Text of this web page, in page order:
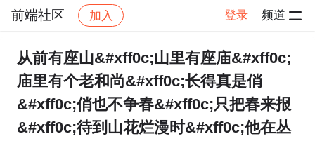
前端社区 加入 登录 频道
社区 前端社区 感慨 帖子详情
从前有座山&#xff0c;山里有座庙&#xff0c;
庙里有个老和尚&#xff0c;长得真是俏
&#xff0c;俏也不争春&#xff0c;只把春来报
&#xff0c;待到山花烂漫时&#xff0c;他在丛